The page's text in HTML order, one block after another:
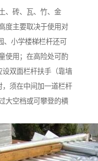
、砖、瓦、竹、金
度主要取决于使用对
、小学楼梯栏杆还可
使用；在高险处可酌
双面栏杆扶手（靠墙
须在中间加一道栏杆
大空档或可攀登的横